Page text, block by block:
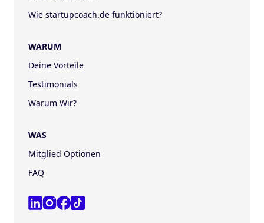
Wie startupcoach.de funktioniert?
WARUM
Deine Vorteile
Testimonials
Warum Wir?
WAS
Mitglied Optionen
FAQ